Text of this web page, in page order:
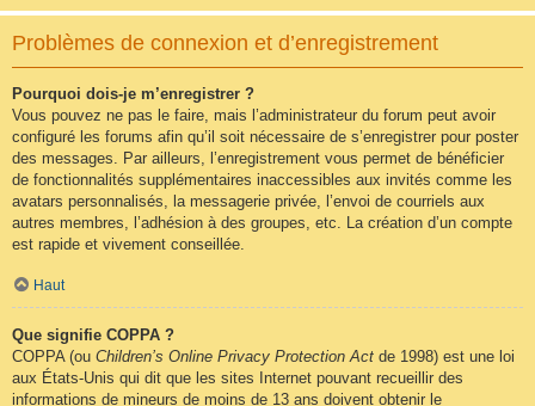
Problèmes de connexion et d’enregistrement
Pourquoi dois-je m’enregistrer ?
Vous pouvez ne pas le faire, mais l’administrateur du forum peut avoir
configuré les forums afin qu’il soit nécessaire de s’enregistrer pour poster
des messages. Par ailleurs, l’enregistrement vous permet de bénéficier
de fonctionnalités supplémentaires inaccessibles aux invités comme les
avatars personnalisés, la messagerie privée, l’envoi de courriels aux
autres membres, l’adhésion à des groupes, etc. La création d’un compte
est rapide et vivement conseillée.
Haut
Que signifie COPPA ?
COPPA (ou Children’s Online Privacy Protection Act de 1998) est une loi
aux États-Unis qui dit que les sites Internet pouvant recueillir des
informations de mineurs de moins de 13 ans doivent obtenir le